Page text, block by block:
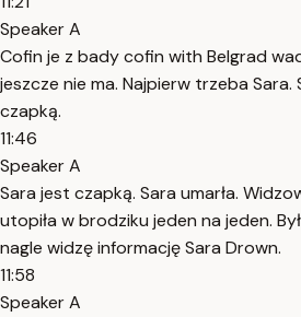
Speaker A
Cofin je z bady cofin with Belgrad
jeszcze nie ma. Najpierw trzeba Sara.
czapką.
11:46
Speaker A
Sara jest czapką. Sara umarła.
utopiła w brodziku jeden na jeden.
nagle widzę informację Sara Drown.
11:58
Speaker A